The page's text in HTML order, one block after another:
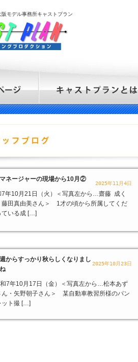
阪モデル事務所キャストプラン
2025年11月4日
マネージャーの現場から10月②
7年10月21日（火）＜写真左から…齋藤 成く
藤田真由美さん＞ 1才の頃から所属してくだ
ている成 […]
2025年10月23日
からすっかり秋らしくなりまし
7年10月17日（金）＜写真左から…松本あず
ん・矢野朝子さん＞ 某自動車教習所様のパン
ット撮 […]